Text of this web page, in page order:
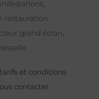
restauration
grand écran,
et conditions
contacter